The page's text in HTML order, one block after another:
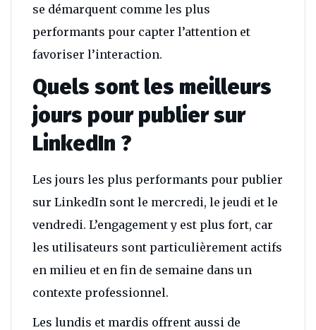
se démarquent comme les plus
performants pour capter l’attention et
favoriser l’interaction.
Quels sont les meilleurs
jours pour publier sur
LinkedIn ?
Les jours les plus performants pour publier
sur LinkedIn sont le mercredi, le jeudi et le
vendredi. L’engagement y est plus fort, car
les utilisateurs sont particulièrement actifs
en milieu et en fin de semaine dans un
contexte professionnel.
Les lundis et mardis offrent aussi de